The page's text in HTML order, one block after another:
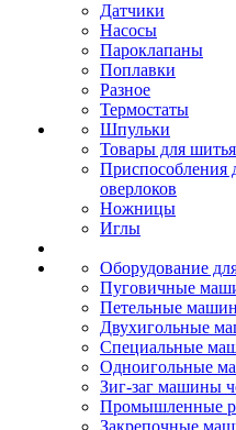
Датчики
Насосы
Пароклапаны
Поплавки
Разное
Термостаты
Шпульки
Товары для шитья
оверлоков
Ножницы
Иглы
Оборудование
Пуговичные
Петельные
Двухигольные
Специальные
Одноигольные
Зиг-заг машины
Промышленные
Закрепочные